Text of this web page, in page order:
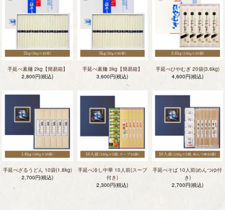
手延べ素麺 2kg【簡易箱】
2,800円(税込)
手延べ素麺 3kg【簡易箱】
3,600円(税込)
手延べひやむぎ 20袋(3.6kg)
4,600円(税込)
手延べざるうどん 10袋(1.8kg)
2,700円(税込)
手延べ冷し中華 10人前(スープ
付き)
2,300円(税込)
手延べそば 10人前(めんつゆ付
き)
2,700円(税込)